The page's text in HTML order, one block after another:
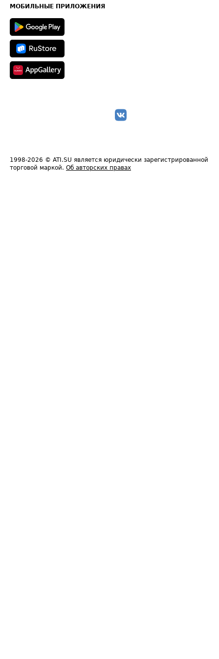
Техническая информация
МОБИЛЬНЫЕ ПРИЛОЖЕНИЯ
1998-2026 © ATI.SU является юридически зарегистрированной
торговой маркой. Об авторских правах